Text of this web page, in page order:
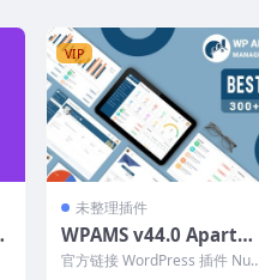
VIP
未整理插件
WPAMS v44.0 Apartm
ent Management Syst
官方链接 WordPress 插件 Null